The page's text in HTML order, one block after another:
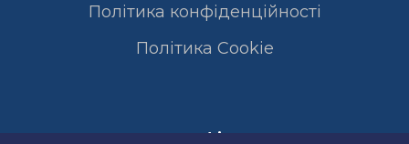
Політика конфіденційності
Полiтика Cookie
Сертифікати